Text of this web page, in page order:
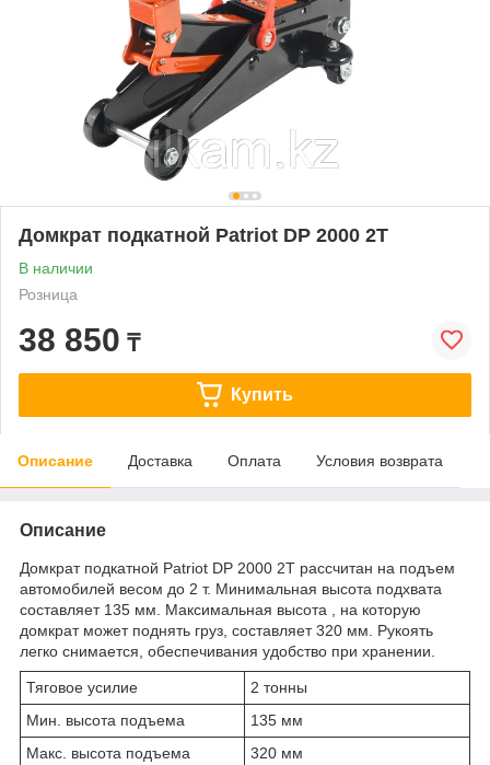
Домкрат подкатной Patriot DP 2000 2T
В наличии
Розница
38 850 ₸
Купить
Описание Доставка Оплата Условия возврата
Описание
Домкрат подкатной Patriot DP 2000 2T рассчитан на подъем
автомобилей весом до 2 т. Минимальная высота подхвата
составляет 135 мм. Максимальная высота , на которую
домкрат может поднять груз, составляет 320 мм. Рукоять
легко снимается, обеспечивания удобство при хранении.
Тяговое усилие
2 тонны
Мин. высота подъема
135 мм
Макс. высота подъема
320 мм